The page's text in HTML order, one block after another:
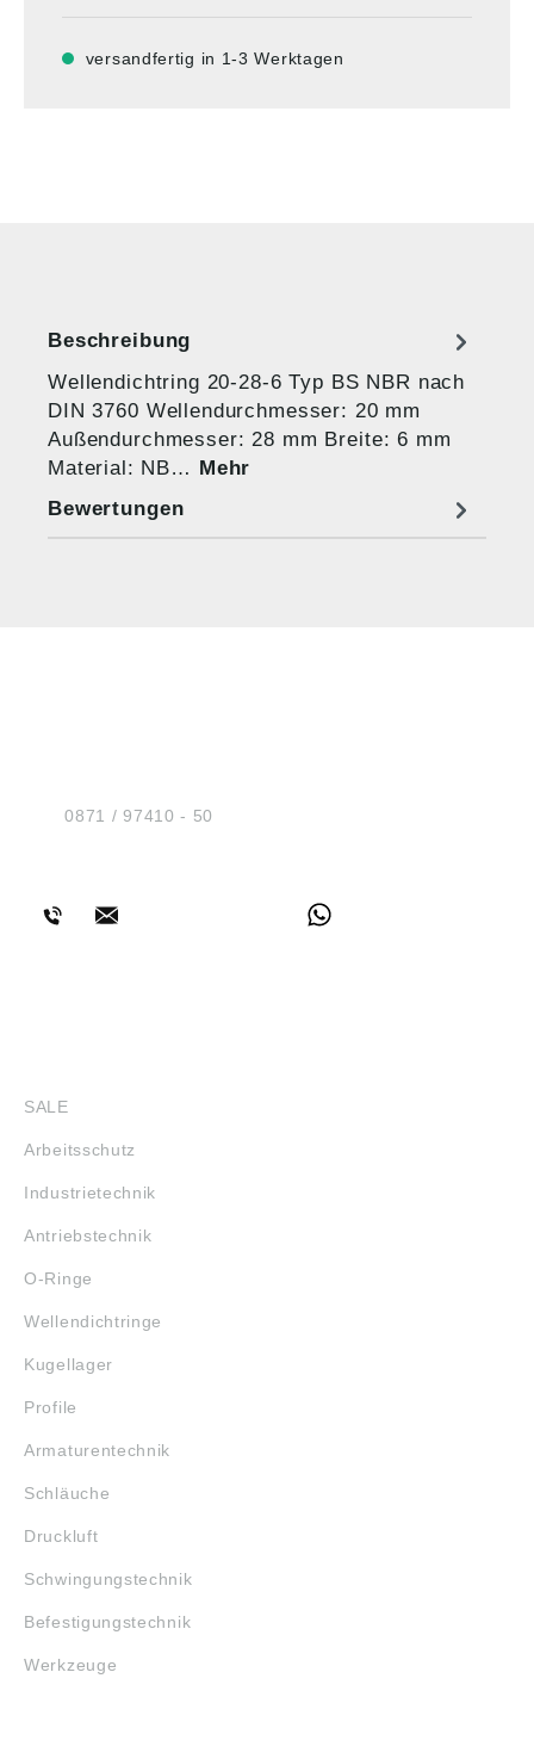
versandfertig in 1-3 Werktagen
Beschreibung
Wellendichtring 20-28-6 Typ BS NBR nach
DIN 3760 Wellendurchmesser: 20 mm
Außendurchmesser: 28 mm Breite: 6 mm
Material: NB… Mehr
Bewertungen
Tel.:0871 / 97410 - 50
SALE
Arbeitsschutz
Industrietechnik
Antriebstechnik
O-Ringe
Wellendichtringe
Kugellager
Profile
Armaturentechnik
Schläuche
Druckluft
Schwingungstechnik
Befestigungstechnik
Werkzeuge